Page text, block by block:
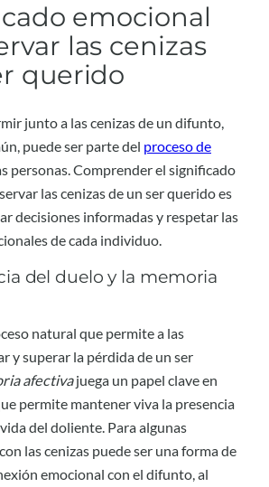
emocional
las cenizas
querido
junto a las cenizas de un difunto,
puede ser parte del proceso de
personas. Comprender el significado
las cenizas de un ser querido es
decisiones informadas y respetar las
de cada individuo.
del duelo y la memoria
natural que permite a las
y superar la pérdida de un ser
afectivajuega un papel clave en
permite mantener viva la presencia
del doliente. Para algunas
las cenizas puede ser una forma de
emocional con el difunto, al